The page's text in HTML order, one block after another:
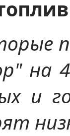
на
и